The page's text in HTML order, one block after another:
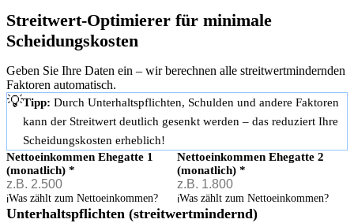
Streitwert-Optimierer für minimale
Scheidungskosten
Geben Sie Ihre Daten ein – wir berechnen alle streitwertmindernden
Faktoren automatisch.
💡Tipp: Durch Unterhaltspflichten, Schulden und andere Faktoren
kann der Streitwert deutlich gesenkt werden – das reduziert Ihre
Scheidungskosten erheblich!
Nettoeinkommen Ehegatte 1
(monatlich) *
Was zählt zum Nettoeinkommen?
Nettoeinkommen Ehegatte 2
(monatlich) *
Was zählt zum Nettoeinkommen?
Unterhaltspflichten (streitwertmindernd)